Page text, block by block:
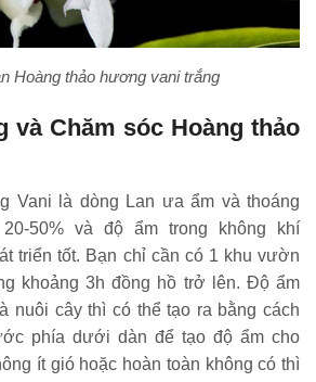
Hoàng thảo hương vani trắng
và Chăm sóc Hoàng thảo
Vani là dòng Lan ưa ẩm và thoáng
50% và độ ẩm trong không khí
triển tốt. Bạn chỉ cần có 1 khu vườn
khoảng 3h đồng hồ trở lên. Độ ẩm
nuôi cây thì có thể tạo ra bằng cách
phía dưới dàn để tạo độ ẩm cho
ít gió hoặc hoàn toàn không có thì